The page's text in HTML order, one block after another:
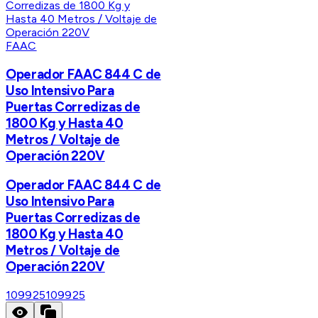
FAAC
Operador FAAC 844 C de
Uso Intensivo Para
Puertas Corredizas de
1800 Kg y Hasta 40
Metros / Voltaje de
Operación 220V
Operador FAAC 844 C de
Uso Intensivo Para
Puertas Corredizas de
1800 Kg y Hasta 40
Metros / Voltaje de
Operación 220V
109925109925